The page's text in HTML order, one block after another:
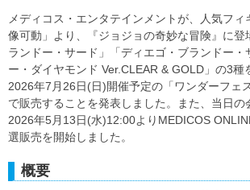
メディコス・エンタテインメントが、人気フィ
像可動」より、『ジョジョの奇妙な冒険』に登
ランドー・サード」「ディエゴ・ブランドー・
ー・ダイヤモンド Ver.CLEAR & GOLD」の3種
2026年7月26日(日)開催予定の「ワンダーフェ
で販売することを発表しました。また、当日の
2026年5月13日(水)12:00よりMEDICOS
選販売を開始しました。
概要